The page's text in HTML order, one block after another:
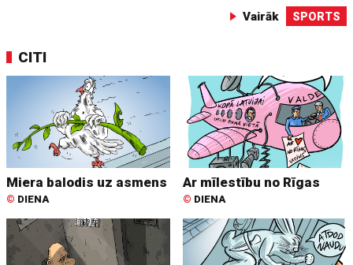
Vairāk SPORTS
CITI
Miera balodis uz asmens
© DIENA
Ar mīlestību no Rīgas
© DIENA